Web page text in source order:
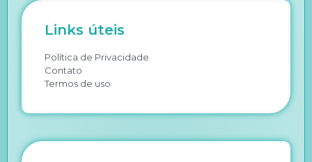
Links úteis
Política de Privacidade
Contato
Termos de uso